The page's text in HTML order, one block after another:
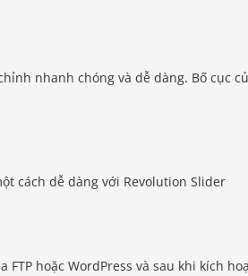
nhanh chóng và dễ dàng. Bố cục
cách dễ dàng với Revolution Slider
hoặc WordPress và sau khi kích